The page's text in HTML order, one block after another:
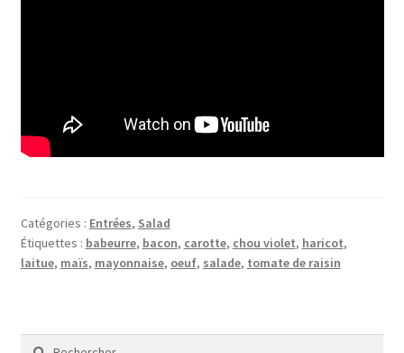
Catégories : Entrées, Salad
Étiquettes : babeurre, bacon, carotte, chou violet, haricot,
laitue, maïs, mayonnaise, oeuf, salade, tomate de raisin
Rechercher :